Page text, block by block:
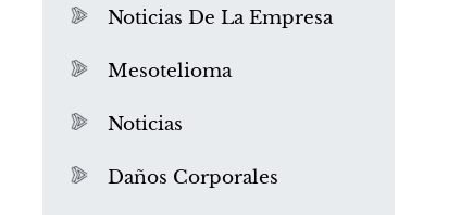
Noticias De La Empresa
Mesotelioma
Noticias
Daños Corporales